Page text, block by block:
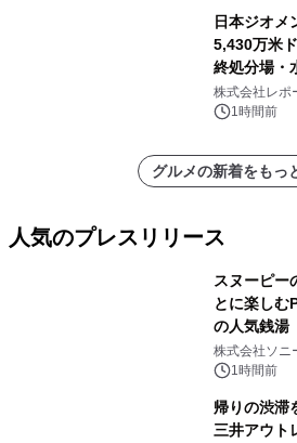
日本ジオメ
5,430万米
終処分場・
需要拡大
株式会社レポ
1時間前
グルメの新着をもっ
人気のプレスリリース
スヌーピー
とに楽し
の人気銭湯
ラボレー
ボグッズも
株式会社ソニ
1時間前
帰りの渋滞
三井アウト